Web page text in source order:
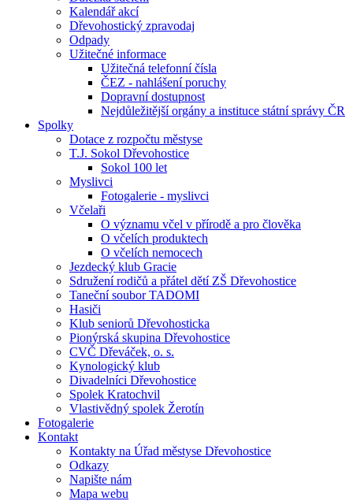
Kalendář akcí
Dřevohostický zpravodaj
Odpady
Užitečné informace
Užitečná telefonní čísla
ČEZ - nahlášení poruchy
Dopravní dostupnost
Nejdůležitější orgány a instituce státní správy ČR
Spolky
Dotace z rozpočtu městyse
T.J. Sokol Dřevohostice
Sokol 100 let
Myslivci
Fotogalerie - myslivci
Včelaři
O významu včel v přírodě a pro člověka
O včelích produktech
O včelích nemocech
Jezdecký klub Gracie
Sdružení rodičů a přátel dětí ZŠ Dřevohostice
Taneční soubor TADOMI
Hasiči
Klub seniorů Dřevohosticka
Pionýrská skupina Dřevohostice
CVČ Dřeváček, o. s.
Kynologický klub
Divadelníci Dřevohostice
Spolek Kratochvil
Vlastivědný spolek Žerotín
Fotogalerie
Kontakt
Kontakty na Úřad městyse Dřevohostice
Odkazy
Napište nám
Mapa webu